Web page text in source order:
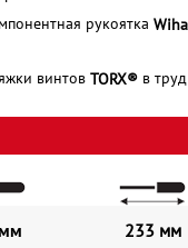
рукоятка
винтов TORX® в
233 мм